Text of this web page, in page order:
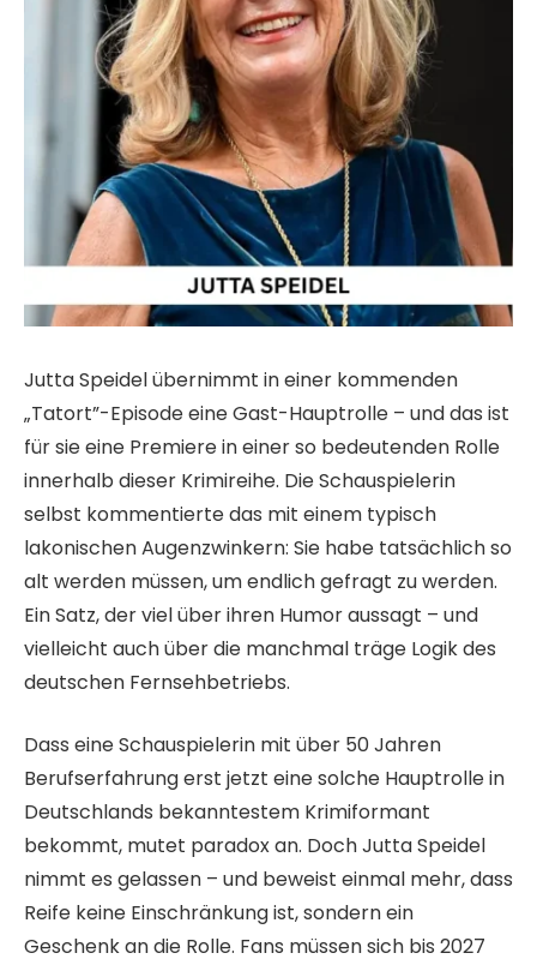
Jutta Speidel übernimmt in einer kommenden
„Tatort”-Episode eine Gast-Hauptrolle – und das ist
für sie eine Premiere in einer so bedeutenden Rolle
innerhalb dieser Krimireihe. Die Schauspielerin
selbst kommentierte das mit einem typisch
lakonischen Augenzwinkern: Sie habe tatsächlich so
alt werden müssen, um endlich gefragt zu werden.
Ein Satz, der viel über ihren Humor aussagt – und
vielleicht auch über die manchmal träge Logik des
deutschen Fernsehbetriebs.
Dass eine Schauspielerin mit über 50 Jahren
Berufserfahrung erst jetzt eine solche Hauptrolle in
Deutschlands bekanntestem Krimiformant
bekommt, mutet paradox an. Doch Jutta Speidel
nimmt es gelassen – und beweist einmal mehr, dass
Reife keine Einschränkung ist, sondern ein
Geschenk an die Rolle. Fans müssen sich bis 2027